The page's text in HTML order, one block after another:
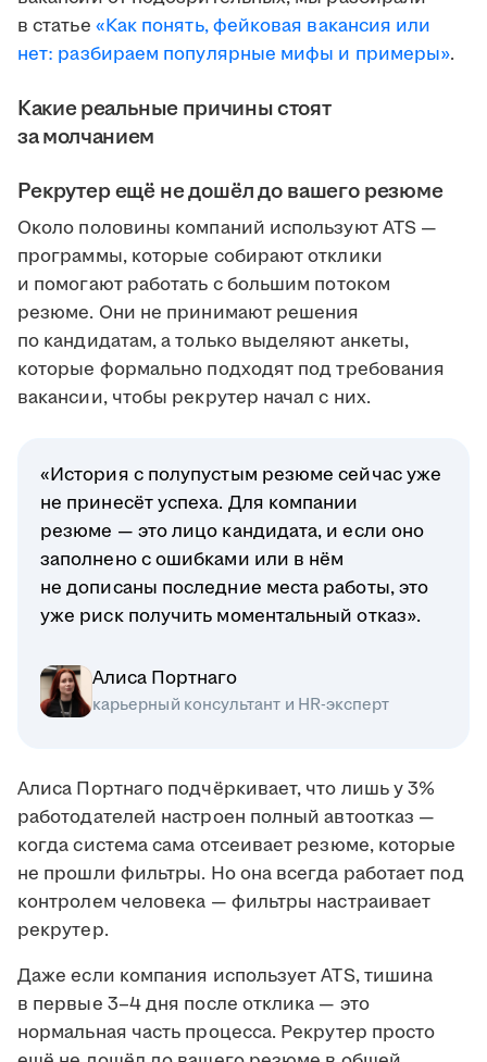
в статье «Как понять, фейковая вакансия или
нет: разбираем популярные мифы и примеры».
Какие реальные причины стоят
за молчанием
Рекрутер ещё не дошёл до вашего резюме
Около половины компаний используют ATS —
программы, которые собирают отклики
и помогают работать с большим потоком
резюме. Они не принимают решения
по кандидатам, а только выделяют анкеты,
которые формально подходят под требования
вакансии, чтобы рекрутер начал с них.
«История с полупустым резюме сейчас уже
не принесёт успеха. Для компании
резюме — это лицо кандидата, и если оно
заполнено с ошибками или в нём
не дописаны последние места работы, это
уже риск получить моментальный отказ».
Алиса Портнаго
карьерный консультант и HR-эксперт
Алиса Портнаго подчёркивает, что лишь у 3%
работодателей настроен полный автоотказ —
когда система сама отсеивает резюме, которые
не прошли фильтры. Но она всегда работает под
контролем человека — фильтры настраивает
рекрутер.
Даже если компания использует ATS, тишина
в первые 3–4 дня после отклика — это
нормальная часть процесса. Рекрутер просто